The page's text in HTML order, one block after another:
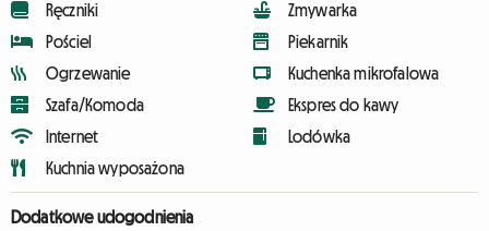
Ręczniki
Pościel
Ogrzewanie
Szafa/Komoda
Internet
Kuchnia wyposażona
Zmywarka
Piekarnik
Kuchenka mikrofalowa
Ekspres do kawy
Lodówka
Dodatkowe udogodnienia